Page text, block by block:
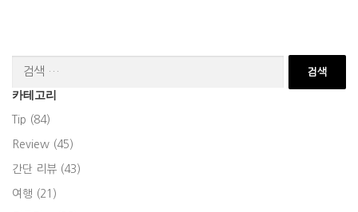
카테고리
Tip (84)
Review (45)
간단 리뷰 (43)
여행 (21)